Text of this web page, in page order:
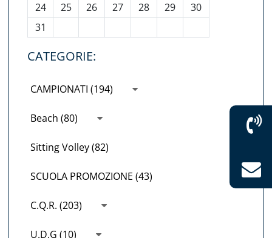
24
25 26 27 28 29
30
31
CATEGORIE:
CAMPIONATI (194)
Beach (80)
Sitting Volley (82)
SCUOLA PROMOZIONE (43)
C.Q.R. (203)
U.D.G (10)